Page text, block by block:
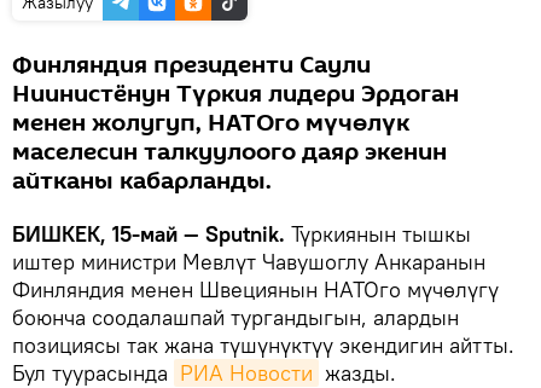
Финляндия президенти Саули
Ниинистёнун Түркия лидери Эрдоган
менен жолугуп, НАТОго мүчөлүк
маселесин талкуулоого даяр экенин
айтканы кабарланды.
БИШКЕК, 15-май — Sputnik. Түркиянын тышкы
иштер министри Мевлүт Чавушоглу Анкаранын
Финляндия менен Швециянын НАТОго мүчөлүгү
боюнча соодалашпай тургандыгын, алардын
позициясы так жана түшүнүктүү экендигин айтты.
Бул туурасында РИА Новости жазды.